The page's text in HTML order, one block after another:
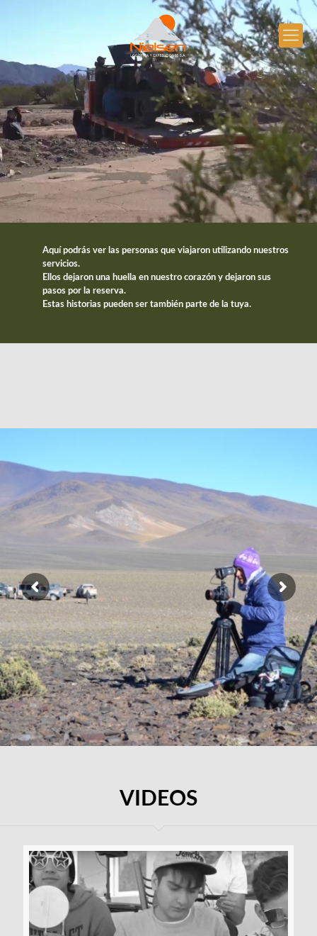
Aquí podrás ver las personas que viajaron utilizando nuestros
servicios.
Ellos dejaron una huella en nuestro corazón y dejaron sus
pasos por la reserva.
Estas historias pueden ser también parte de la tuya.
VIDEOS